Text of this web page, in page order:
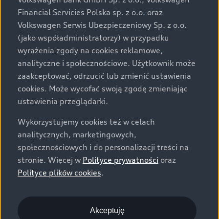
za dopłatą. Wiążące ustalenie ceny, wyposażenia i
specyfikacji pojazdu następują w umowie sprzedaży, a
określenie parametrów technicznych zawiera
świadectwo homologacji typu pojazdu. Zastrzegamy
sobie prawo do zmian i pomyłek. Wszelkie informacje
prezentowane na stronie są aktualne na dzień ich
zamieszczania. W celu uzyskania najnowszych
informacji prosimy kontaktować się z Partnerem Marki
Audi.
Wszystkie produkowane obecnie samochody marki Audi
są wykonywane z materiałów spełniających pod
względem możliwości odzysku i recyklingu wymagania
określone w normie ISO 22628 i są zgodne z
europejskimi świadectwami homologacji wydanymi wg
o.o. podlega obowiązkowi zapewnienia wszystkim
użytkownikom samochodów marki Volkswagen sieci
Financial Servicies Polska sp. z o.o. oraz
Volkswagen Serwis Ubezpieczeniowy Sp. z o.o.
(jako współadministratorzy) w przypadku
wyrażenia zgody na cookies reklamowe,
analityczne i społecznościowe. Użytkownik może
zaakceptować, odrzucić lub zmienić ustawienia
cookies. Może wycofać swoją zgodę zmieniając
ustawienia przeglądarki.
Wykorzystujemy cookies też w celach
analitycznych, marketingowych,
społecznościowych i do personalizacji treści na
stronie. Więcej w Polityce prywatności oraz
Polityce plików cookies.
Akceptuję